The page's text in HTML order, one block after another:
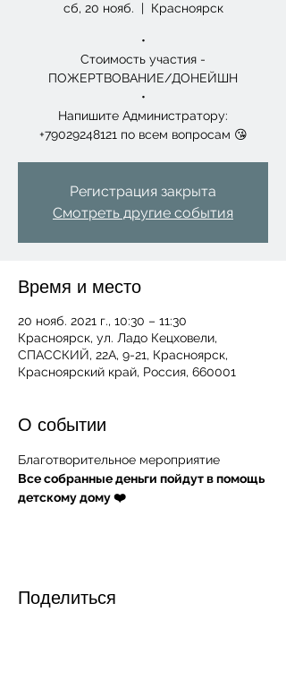
сб, 20 нояб.
  |
Красноярск
•
Стоимость участия -
ПОЖЕРТВОВАНИЕ/ДОНЕЙШН
•
Напишите Администратору:
+79029248121 по всем вопросам 😘
Регистрация закрыта
Смотреть другие события
Время и место
20 нояб. 2021 г., 10:30 – 11:30
Красноярск, ул. Ладо Кецховели,
СПАССКИЙ, 22А, 9-21, Красноярск,
Красноярский край, Россия, 660001
О событии
Благотворительное мероприятие
Все собранные деньги пойдут в помощь
детскому дому ❤️
Поделиться